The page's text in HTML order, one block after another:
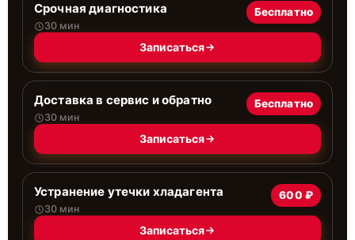
Срочная диагностика
30 мин
Бесплатно
Записаться
Доставка в сервис и обратно
30 мин
Бесплатно
Записаться
Устранение утечки хладагента
30 мин
600 ₽
Записаться